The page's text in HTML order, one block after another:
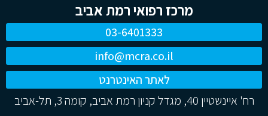
מרכז רפואי רמת אביב
03-6401333
info@mcra.co.il
לאתר האינטרנט
רח' איינשטיין 40, מגדל קניון רמת אביב, קומה 3, תל-אביב